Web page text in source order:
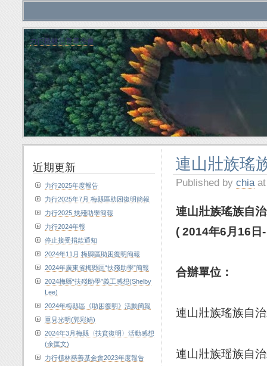
力行植林慈善基金會
連山壯族瑤
Published by chiaat
連山壯族瑤族自
( 2014年6月 16 日
合辦單位 ：
連山壯族瑤族自
連山壯族瑶族自
近期更新
力行2025年度報告
力行2025年7月 梅縣區助困復明簡報
力行2025 扶殘助學簡報
力行2024年報
停止接受捐款通知
2024年11月 梅縣區助困復明簡報
2024年廣東省梅縣區“扶殘助學”簡報
2024梅縣“扶殘助學”義工感想(Shelby
Lee)
2024年梅縣區《助困復明》活動簡報
重見光明(郭彩娟)
2024年3月梅縣〈扶貧復明〉活動感想
(余匡文)
力行植林慈善基金會2023年度報告